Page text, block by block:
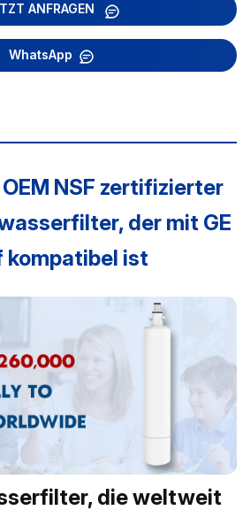
ANFRAGEN
WhatsApp
NSF zertifizierter
der mit GE
kompatibel ist
die weltweit